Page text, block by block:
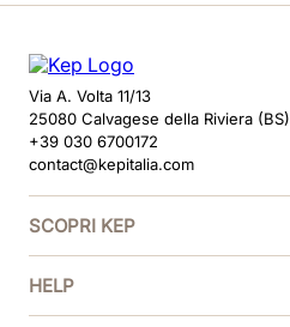
Via A. Volta 11/13
25080 Calvagese della Riviera (BS)
+39 030 6700172
contact@kepitalia.com
SCOPRI KEP
HELP